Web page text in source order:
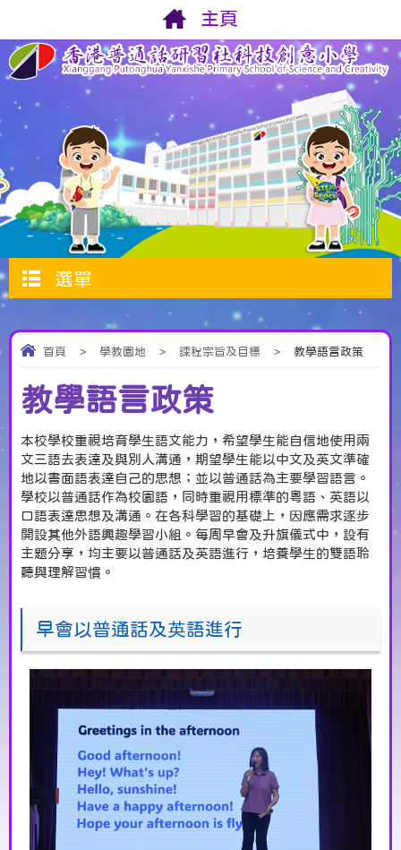
主頁
選單
首頁 > 學教園地 > 課程宗旨及目標 > 教學語言政策
教學語言政策
本校學校重視培育學生語文能力，希望學生能自信地使用兩
文三語去表達及與別人溝通，期望學生能以中文及英文準確
地以書面語表達自己的思想；並以普通話為主要學習語言。
學校以普通話作為校園語，同時重視用標準的粵語、英語以
口語表達思想及溝通。在各科學習的基礎上，因應需求逐步
開設其他外語興趣學習小組。每周早會及升旗儀式中，設有
主題分享，均主要以普通話及英語進行，培養學生的雙語聆
聽與理解習慣。
早會以普通話及英語進行